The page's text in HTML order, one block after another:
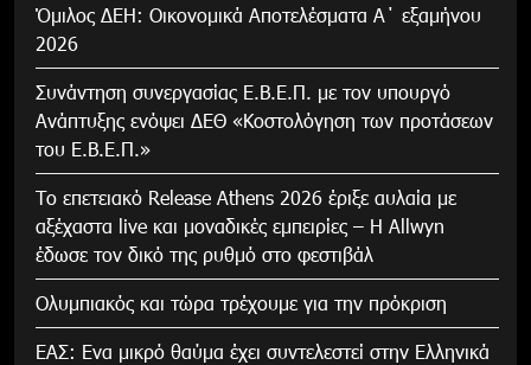
Όμιλος ΔΕΗ: Οικονομικά Αποτελέσματα Α΄ εξαμήνου
2026
Συνάντηση συνεργασίας Ε.Β.Ε.Π. με τον υπουργό
Ανάπτυξης ενόψει ΔΕΘ «Κοστολόγηση των προτάσεων
του Ε.Β.Ε.Π.»
Το επετειακό Release Athens 2026 έριξε αυλαία με
αξέχαστα live και μοναδικές εμπειρίες – Η Allwyn
έδωσε τον δικό της ρυθμό στο φεστιβάλ
Ολυμπιακός και τώρα τρέχουμε για την πρόκριση
ΕΑΣ: Ενα μικρό θαύμα έχει συντελεστεί στην Ελληνικά